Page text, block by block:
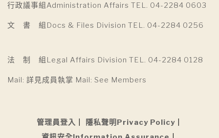
行政議事組Administration Affairs TEL. 04-2284 0603
文 書 組Docs & Files Division TEL. 04-2284 0256
法 制 組Legal Affairs Division TEL. 04-2284 0128
Mail: 詳見成員執掌 Mail: See Members
管理員登入
隱私聲明Privacy Policy